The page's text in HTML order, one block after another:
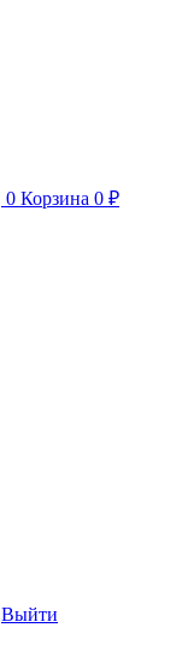
0 Корзина 0 ₽
Выйти